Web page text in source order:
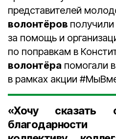
представителей
волонтёров
за помощь и
по поправкам в
волонтёра помогали
в рамках акции
«Хочу сказать